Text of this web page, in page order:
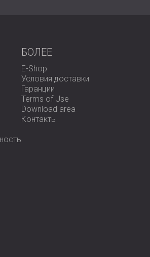
БОЛЕЕ
E-Shop
Условия доставки
Гаранции
Terms of Use
Download area
Контакты